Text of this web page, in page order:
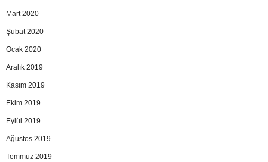
Mart 2020
Şubat 2020
Ocak 2020
Aralık 2019
Kasım 2019
Ekim 2019
Eylül 2019
Ağustos 2019
Temmuz 2019